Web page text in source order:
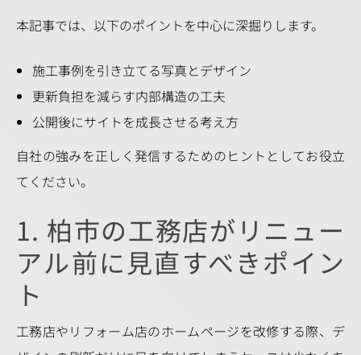
本記事では、以下のポイントを中心に深掘りします。
施工事例を引き立てる写真とデザイン
更新負担を減らす内部構造の工夫
公開後にサイトを成長させる考え方
自社の強みを正しく発信するためのヒントとしてお役立
てください。
1. 柏市の工務店がリニュー
アル前に見直すべきポイン
ト
工務店やリフォーム店のホームページを改修する際、デ